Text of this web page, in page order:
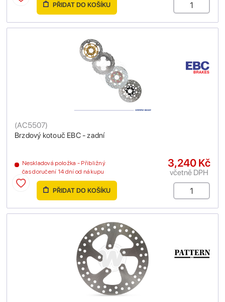
PŘIDAT DO KOŠÍKU
Brzdový kotouč EBC - zadní
(AC5507)
Neskladová položka - Přibližný
čas doručení 14 dní od nákupu
3,240 Kč
včetně DPH
PŘIDAT DO KOŠÍKU